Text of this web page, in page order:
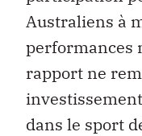
Australiens à
performances
rapport ne
dans le sport